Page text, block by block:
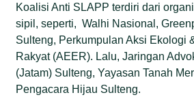
Koalisi Anti SLAPP terdiri dari
sipil, seperti, Walhi Nasional,
Sulteng, Perkumpulan Aksi Ekologi
Rakyat (AEER). Lalu, Jaringan
(Jatam) Sulteng, Yayasan Tanah
Pengacara Hijau Sulteng.